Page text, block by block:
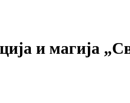
и магија